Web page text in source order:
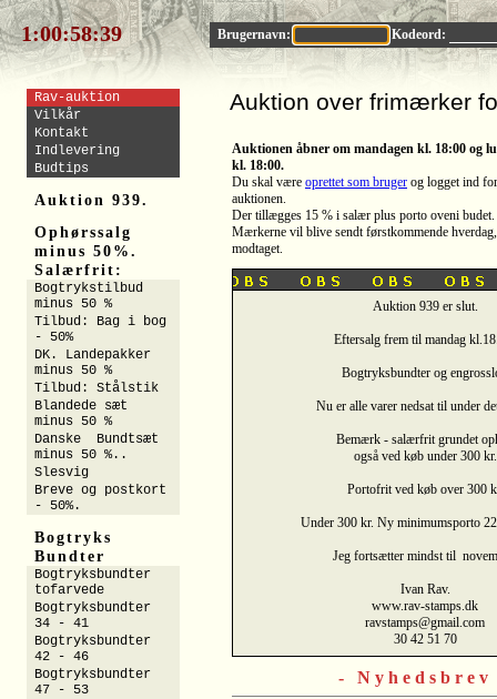
1:00:58:38 Brugernavn: Kodeord:
Auktion over frimærker
Auktionen åbner om mandagen kl. 18:00 og
kl. 18:00.
Du skal være oprettet som bruger og logget ind
auktionen.
Der tillægges 15 % i salær plus porto oveni budet.
Mærkerne vil blive sendt førstkommende
modtaget.
Auktion 939 er slut.
Eftersalg frem til mandag
Bogtryksbundter og
Nu er alle varer nedsat til under
Bemærk - salærfrit grundet
også ved køb under 300 kr.
Portofrit ved køb over 300
Under 300 kr. Ny minimumsporto
Jeg fortsætter mindst til
Ivan Rav.
www.rav-stamps.dk
ravstamps@gmail.com
30 42 51 70
-
Rav-auktion
Vilkår
Kontakt
Indlevering
Budtips
Auktion 939.
Ophørssalg
minus 50%.
Salærfrit:
Bogtrykstilbud
minus 50 %
Tilbud: Bag i bog
- 50%
DK. Landepakker
minus 50 %
Tilbud: Stålstik
Blandede sæt
minus 50 %
Danske Bundtsæt
minus 50 %..
Slesvig
Breve og postkort
- 50%.
Bogtryks
Bundter
Bogtryksbundter
tofarvede
Bogtryksbundter
34 - 41
Bogtryksbundter
42 - 46
Bogtryksbundter
47 - 53